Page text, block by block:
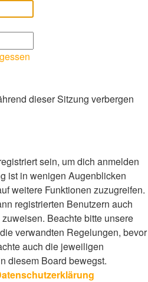
dieser Sitzung verbergen
sein, um dich anmelden
ist in wenigen Augenblicken
weitere Funktionen zuzugreifen.
registrierten Benutzern auch
Beachte bitte unsere
verwandten Regelungen, bevor
auch die jeweiligen
diesem Board bewegst.